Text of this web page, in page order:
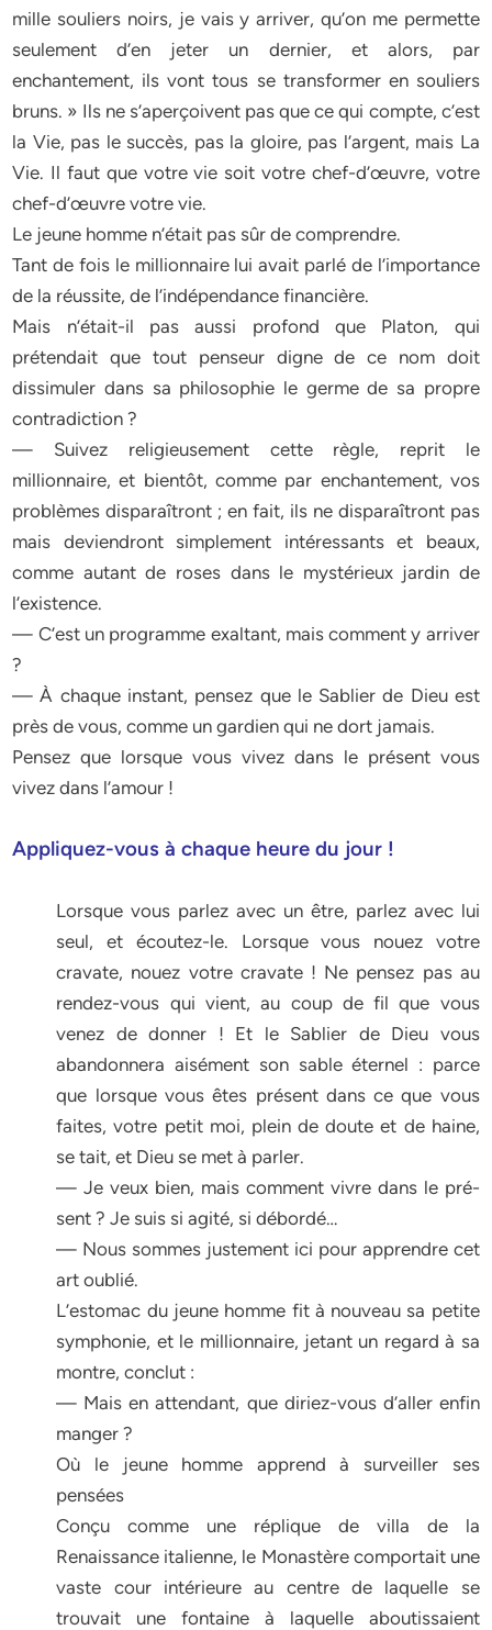
mille souliers noirs, je vais y arriver, qu’on me permette
seulement d’en jeter un dernier, et alors, par
enchantement, ils vont tous se transformer en souliers
bruns. » Ils ne s’aperçoivent pas que ce qui compte, c’est
la Vie, pas le succès, pas la gloire, pas l’argent, mais La
Vie. Il faut que votre vie soit votre chef-d’œuvre, votre
chef-d’œuvre votre vie.
Le jeune homme n’était pas sûr de comprendre.
Tant de fois le millionnaire lui avait parlé de l’importance
de la réussite, de l’indépendance financière.
Mais n’était-il pas aussi profond que Platon, qui
prétendait que tout penseur digne de ce nom doit
dissimuler dans sa philosophie le germe de sa propre
contradiction ?
— Suivez religieusement cette règle, reprit le
millionnaire, et bientôt, comme par enchantement, vos
problèmes disparaîtront ; en fait, ils ne disparaîtront pas
mais deviendront simplement intéressants et beaux,
comme autant de roses dans le mystérieux jardin de
l’existence.
— C’est un programme exaltant, mais comment y arriver
?
— À chaque instant, pensez que le Sablier de Dieu est
près de vous, comme un gardien qui ne dort jamais.
Pensez que lorsque vous vivez dans le présent vous
vivez dans l’amour !
Appliquez-vous à chaque heure du jour !
Lorsque vous parlez avec un être, parlez avec lui
seul, et écoutez-le. Lorsque vous nouez votre
cravate, nouez votre cravate ! Ne pensez pas au
rendez-vous qui vient, au coup de fil que vous
venez de donner ! Et le Sablier de Dieu vous
abandonnera aisément son sable éternel : parce
que lorsque vous êtes présent dans ce que vous
faites, votre petit moi, plein de doute et de haine,
se tait, et Dieu se met à parler.
— Je veux bien, mais comment vivre dans le pré-
sent ? Je suis si agité, si débordé…
— Nous sommes justement ici pour apprendre cet
art oublié.
L’estomac du jeune homme fit à nouveau sa petite
symphonie, et le millionnaire, jetant un regard à sa
montre, conclut :
— Mais en attendant, que diriez-vous d’aller enfin
manger ?
Où le jeune homme apprend à surveiller ses
pensées
Conçu comme une réplique de villa de la
Renaissance italienne, le Monastère comportait une
vaste cour intérieure au centre de laquelle se
trouvait une fontaine à laquelle aboutissaient